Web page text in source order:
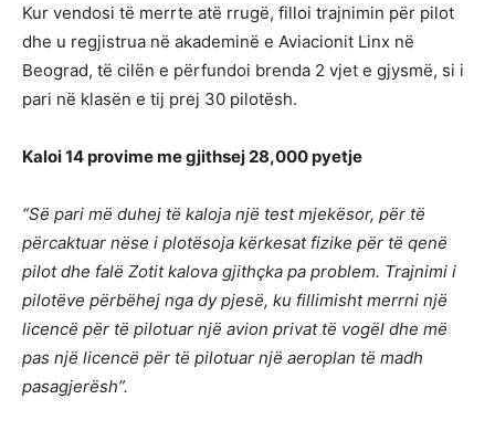
Kur vendosi të merrte atë rrugë, filloi trajnimin për pilot
dhe u regjistrua në akademinë e Aviacionit Linx në
Beograd, të cilën e përfundoi brenda 2 vjet e gjysmë, si i
pari në klasën e tij prej 30 pilotësh.
Kaloi 14 provime me gjithsej 28,000 pyetje
“Së pari më duhej të kaloja një test mjekësor, për të
përcaktuar nëse i plotësoja kërkesat fizike për të qenë
pilot dhe falë Zotit kalova gjithçka pa problem. Trajnimi i
pilotëve përbëhej nga dy pjesë, ku fillimisht merrni një
licencë për të pilotuar një avion privat të vogël dhe më
pas një licencë për të pilotuar një aeroplan të madh
pasagjerësh”.